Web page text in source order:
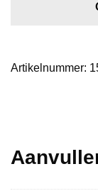
Artikelnummer: